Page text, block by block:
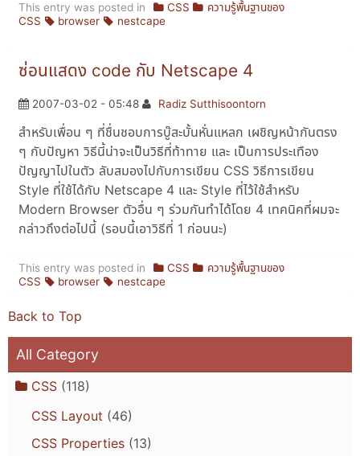
This entry was posted in CSS
ความรู้พื้นฐานของ
CSS
browser nestcape
ซ่อนแสดง code กับ Netscape 4
2007-03-02 - 05:48 Radiz Sutthisoontorn
สำหรับเพื่อน ๆ ที่ชื่นชอบการบู๊สะบั้นหั่นแหลก เผชิญหน้ากันตรง
ๆ กับปัญหา วิธีนี้น่าจะเป็นวิธีที่ท้าทาย และ เป็นการประเทือง
ปัญญาไปในตัว ลับสมองไปกับการเขียน CSS วิธีการเขียน
Style ที่ใช้ได้กับ Netscape 4 และ Style ที่ไว้ใช้สำหรับ
Modern Browser ตัวอื่น ๆ ร่วมกันทำได้โดย 4 เทคนิคที่ผมจะ
กล่าวถึงต่อไปนี้ (รอบนี้เอาวิธีที่ 1 ก่อนนะ)
This entry was posted in CSS
ความรู้พื้นฐานของ
CSS
browser nestcape
Back to Top
All Category
CSS(118)
CSS Layout (46)
CSS Properties(13)